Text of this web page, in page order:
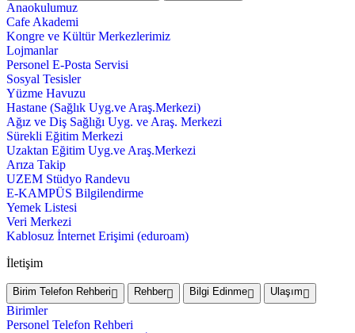
Anaokulumuz
Cafe Akademi
Kongre ve Kültür Merkezlerimiz
Lojmanlar
Personel E-Posta Servisi
Sosyal Tesisler
Yüzme Havuzu
Hastane (Sağlık Uyg.ve Araş.Merkezi)
Ağız ve Diş Sağlığı Uyg. ve Araş. Merkezi
Sürekli Eğitim Merkezi
Uzaktan Eğitim Uyg.ve Araş.Merkezi
Arıza Takip
UZEM Stüdyo Randevu
E-KAMPÜS Bilgilendirme
Yemek Listesi
Veri Merkezi
Kablosuz İnternet Erişimi (eduroam)
İletişim
Birim Telefon Rehberi Rehber Bilgi Edinme Ulaşım
Birimler
Personel Telefon Rehberi